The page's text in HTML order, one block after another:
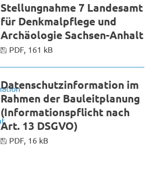
Stellungnahme 7 Landesamt
für Denkmalpflege und
Archäologie Sachsen-Anhalt
PDF, 161 kB
Datenschutzinformation im
Rahmen der Bauleitplanung
(Informationspflicht nach
Art. 13 DSGVO)
PDF, 16 kB